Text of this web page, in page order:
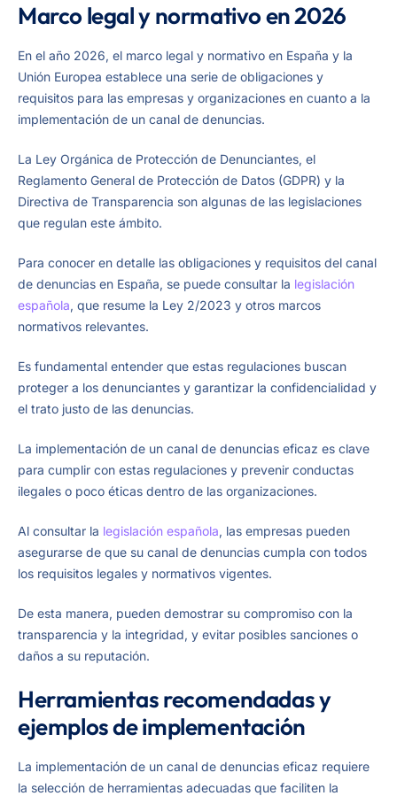
Marco legal y normativo en 2026
En el año 2026, el marco legal y normativo en España y la
Unión Europea establece una serie de obligaciones y
requisitos para las empresas y organizaciones en cuanto a la
implementación de un canal de denuncias.
La Ley Orgánica de Protección de Denunciantes, el
Reglamento General de Protección de Datos (GDPR) y la
Directiva de Transparencia son algunas de las legislaciones
que regulan este ámbito.
Para conocer en detalle las obligaciones y requisitos del canal
de denuncias en España, se puede consultar la legislación
española, que resume la Ley 2/2023 y otros marcos
normativos relevantes.
Es fundamental entender que estas regulaciones buscan
proteger a los denunciantes y garantizar la confidencialidad y
el trato justo de las denuncias.
La implementación de un canal de denuncias eficaz es clave
para cumplir con estas regulaciones y prevenir conductas
ilegales o poco éticas dentro de las organizaciones.
Al consultar la legislación española, las empresas pueden
asegurarse de que su canal de denuncias cumpla con todos
los requisitos legales y normativos vigentes.
De esta manera, pueden demostrar su compromiso con la
transparencia y la integridad, y evitar posibles sanciones o
daños a su reputación.
Herramientas recomendadas y
ejemplos de implementación
La implementación de un canal de denuncias eficaz requiere
la selección de herramientas adecuadas que faciliten la